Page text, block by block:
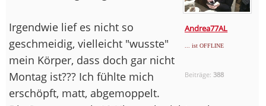
Andrea77AL
... ist OFFLINE
Beiträge:388
Irgendwie lief es nicht so
geschmeidig, vielleicht "wusste"
mein Körper, dass doch gar nicht
Montag ist??? Ich fühlte mich
erschöpft, matt, abgemoppelt.